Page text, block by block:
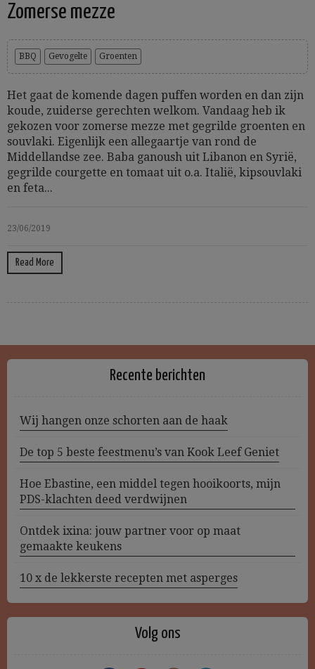
Zomerse mezze
BBQ Gevogelte Groenten
Het gaat de komende dagen puffen worden en dan zijn
koude, zuiderse gerechten welkom. Vandaag heb ik
gekozen voor zomerse mezze met gegrilde groenten en
souvlaki. Eigenlijk een allegaartje van rond de
Middellandse zee. Baba ganoush uit Libanon en Syrië,
gegrilde courgette en tomaat uit o.a. Italië, kipsouvlaki
en feta...
23/06/2019
Read More
Recente berichten
Wij hangen onze schorten aan de haak
De top 5 beste feestmenu’s van Kook Leef Geniet
Hoe Ebastine, een middel tegen hooikoorts, mijn
PDS-klachten deed verdwijnen
Ontdek ixina: jouw partner voor op maat
gemaakte keukens
10 x de lekkerste recepten met asperges
Volg ons